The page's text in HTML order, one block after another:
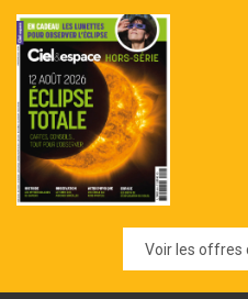
Voir les offres